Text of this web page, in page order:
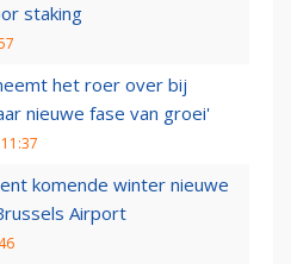
staking
het roer over bij
nieuwe fase van groei'
komende winter nieuwe
Airport